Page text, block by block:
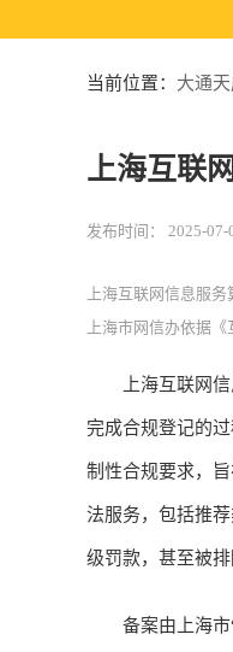
当前位置： 大通
上海互联
发布时间： 2025-07-
上海互联网信息服
上海市网信办依据
上海互联网信
完成合规登记的
制性合规要求，
法服务，包括推
级罚款，甚至被
备案由上海市“